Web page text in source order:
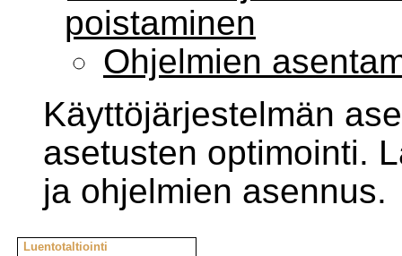
poistaminen
Ohjelmien
Käyttöjärjestelmän
asetusten optimointi.
ja ohjelmien asennus.
Luentotaltiointi